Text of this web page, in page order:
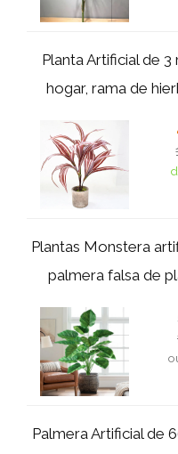
Planta Artificial de
hogar, rama de
Plantas Monstera
palmera falsa de
Palmera Artificial de